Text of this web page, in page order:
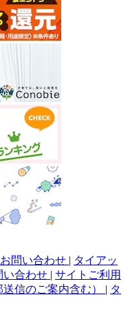
問い合わせ | タイアッ
い合わせ | サイトご利用
信のご案内含む） | タ